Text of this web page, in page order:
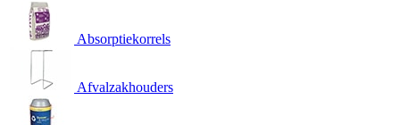
Absorptiekorrels
Afvalzakhouders